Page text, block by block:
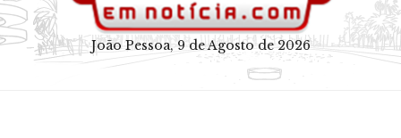
João Pessoa, 9 de Agosto de 2026